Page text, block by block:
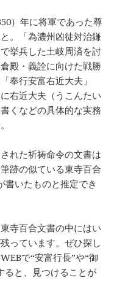
）年に将軍であった尊
。「為濃州凶徒対治鎌
挙兵した土岐周済を討
殿・義詮に向けた戦勝
奉行安富右近大夫」
右近大夫（うこんたい
くなどの具体的な実務
れた祈祷命令の文書は
跡の似ている東寺百合
書いたものと推定でき
寺百合文書の中にはい
っています。ぜひ探し
で“安富行長”や“御
ると、見つけることが